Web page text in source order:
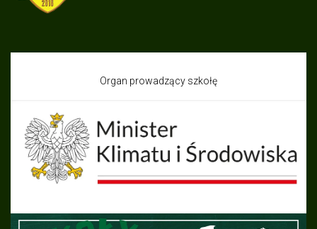
Organ prowadzący szkołę